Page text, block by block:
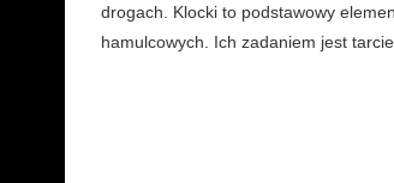
drogach. Klocki to podstawowy
hamulcowych. Ich zadaniem jest